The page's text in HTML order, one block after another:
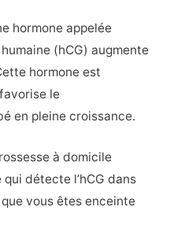
hormone appelée
(hCG) augmente
hormone est
le
en pleine croissance.
à domicile
détecte l’hCG dans
vous êtes enceinte